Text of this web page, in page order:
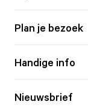
Plan je bezoek
Handige info
Nieuwsbrief